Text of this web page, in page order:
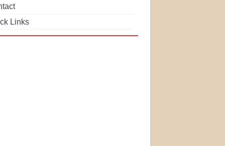
Links